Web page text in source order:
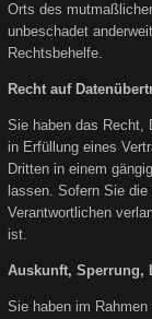
Orts des
unbeschadet
Rechtsbehelfe.
Recht auf
Sie haben das Recht,
in Erfüllung eines
Dritten in einem
lassen. Sofern Sie
Verantwortlichen
ist.
Auskunft, Sperrung,
Sie haben im